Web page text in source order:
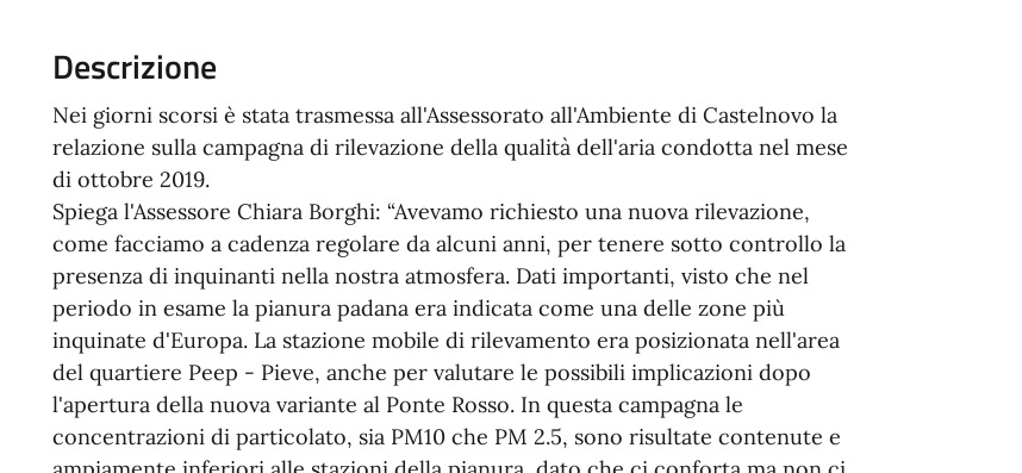
Descrizione
Nei giorni scorsi è stata trasmessa all'Assessorato all'Ambiente di Castelnovo la
relazione sulla campagna di rilevazione della qualità dell'aria condotta nel mese
di ottobre 2019.
Spiega l'Assessore Chiara Borghi: “Avevamo richiesto una nuova rilevazione,
come facciamo a cadenza regolare da alcuni anni, per tenere sotto controllo la
presenza di inquinanti nella nostra atmosfera. Dati importanti, visto che nel
periodo in esame la pianura padana era indicata come una delle zone più
inquinate d'Europa. La stazione mobile di rilevamento era posizionata nell'area
del quartiere Peep - Pieve, anche per valutare le possibili implicazioni dopo
l'apertura della nuova variante al Ponte Rosso. In questa campagna le
concentrazioni di particolato, sia PM10 che PM 2.5, sono risultate contenute e